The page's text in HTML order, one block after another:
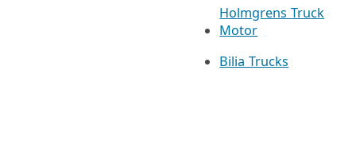
Holmgrens Truck
Motor
Bilia Trucks